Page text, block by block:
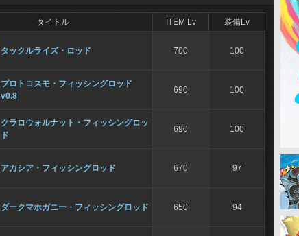
タイトル ITEM Lv 装備Lv
タックルライズ・ロッド 700 100
プロトコスモ・フィッシングロッド
v0.8
690 100
クラロウォルナット・フィッシングロッ
ド
690 100
アカシア・フィッシングロッド 670 97
ダークマホガニー・フィッシングロッド 650 94